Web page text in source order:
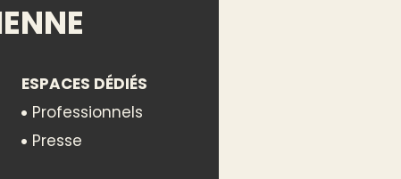
ESPACES DÉDIÉS
Professionnels
Presse